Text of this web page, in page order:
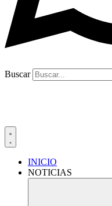
Buscar
INICIO
NOTICIAS